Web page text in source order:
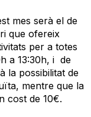
mes serà el de
que ofereix
per a totes
a 13:30h, i de
la possibilitat de
mentre que la
cost de 10€.